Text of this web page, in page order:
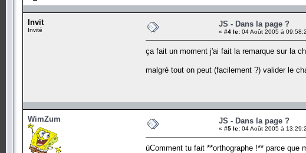
Invit
Invité
JS - Dans la page ?
« #4 le: 04 Août 2005 à
ça fait un moment j'ai fait la remarque sur la
malgré tout on peut (facilement ?) valider le
WimZum JS - Dans la page ?
« #5 le: 04 Août 2005 à
ùComment tu fait **orthographe !** parce que